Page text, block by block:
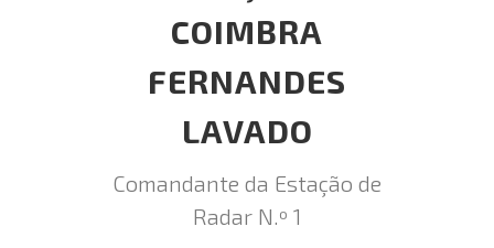
COIMBRA
FERNANDES
LAVADO
Comandante da Estação de
Radar N.º 1